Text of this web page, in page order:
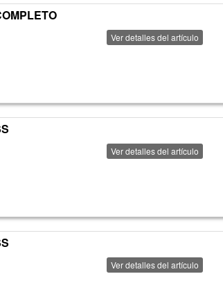
Ver detalles del artículo
Ver detalles del artículo
Ver detalles del artículo